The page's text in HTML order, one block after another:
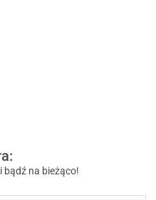
bądź na bieżąco!